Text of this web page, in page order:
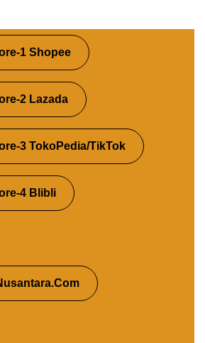
1 Shopee
2 Lazada
3 TokoPedia/TikTok
4 Blibli